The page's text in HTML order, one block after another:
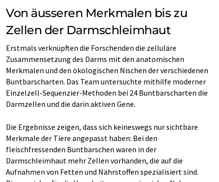
Von äusseren Merkmalen bis zu
Zellen der Darmschleimhaut
Erstmals verknüpften die Forschenden die zelluläre
Zusammensetzung des Darms mit den anatomischen
Merkmalen und den ökologischen Nischen der verschiedenen
Buntbarscharten. Das Team untersuchte mithilfe moderner
Einzelzell-Sequenzier-Methoden bei 24 Buntbarscharten die
Darmzellen und die darin aktiven Gene.
Die Ergebnisse zeigen, dass sich keineswegs nur sichtbare
Merkmale der Tiere angepasst haben: Bei den
fleischfressenden Buntbarschen waren in der
Darmschleimhaut mehr Zellen vorhanden, die auf die
Aufnahmen von Fetten und Nährstoffen spezialisiert sind.